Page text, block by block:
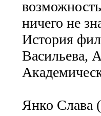
ничего не
История
Васильева,
Янко Слава